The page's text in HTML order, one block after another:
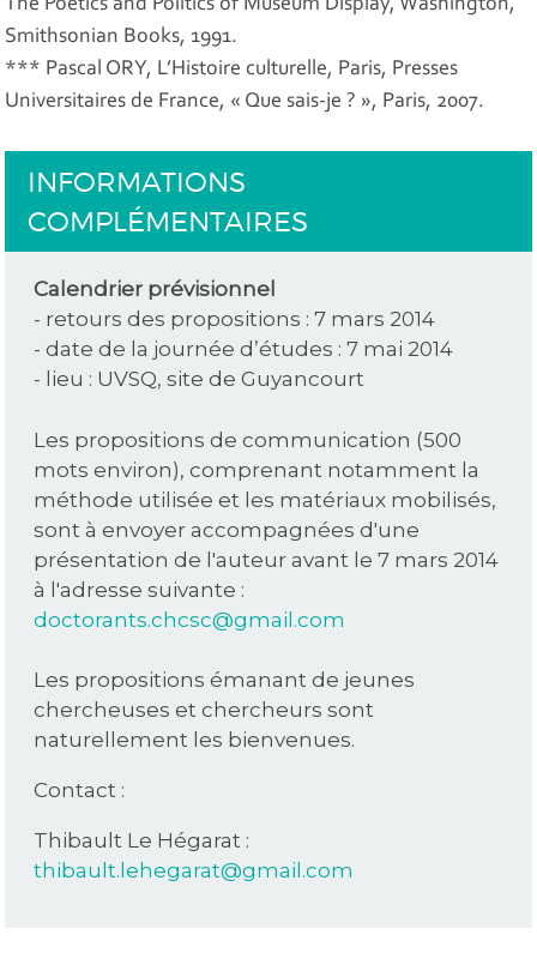
The Poetics and Politics of Museum Display, Washington,
Smithsonian Books, 1991.
*** Pascal ORY, L’Histoire culturelle, Paris, Presses
Universitaires de France, « Que sais-je ? », Paris, 2007.
INFORMATIONS
COMPLÉMENTAIRES
Calendrier prévisionnel
- retours des propositions : 7 mars 2014
- date de la journée d’études : 7 mai 2014
- lieu : UVSQ, site de Guyancourt
Les propositions de communication (500
mots environ), comprenant notamment la
méthode utilisée et les matériaux mobilisés,
sont à envoyer accompagnées d'une
présentation de l'auteur avant le 7 mars 2014
à l'adresse suivante :
doctorants.chcsc@gmail.com
Les propositions émanant de jeunes
chercheuses et chercheurs sont
naturellement les bienvenues.
Contact :
Thibault Le Hégarat :
thibault.lehegarat@gmail.com